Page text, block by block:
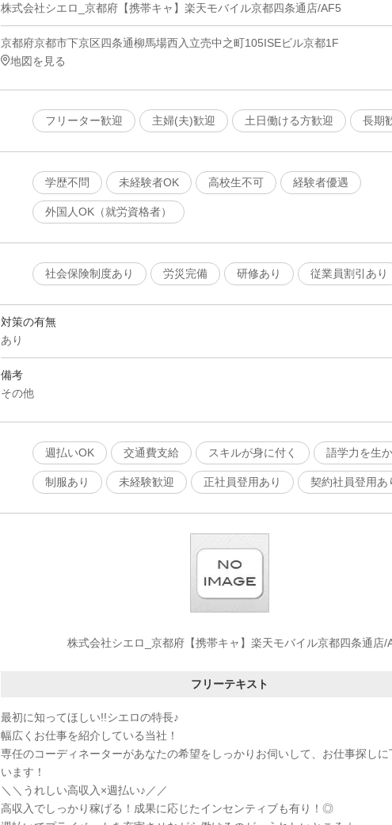
株式会社シエロ_京都府【携帯キャ】楽天モバイル京都四条通店/AF5
京都府京都市下京区四条通柳馬場西入立売中之町105ISEビル京都1F
地図を見る
フリーター歓迎
主婦(夫)歓迎 土日働ける方歓迎 長期
学歴不問
未経験者OK 高校生不可 経験者優遇
外国人OK（就労資格者）
社会保険制度あり
労災完備 研修あり 従業員割引あり
対策の有無
あり
備考
その他
週払いOK
交通費支給 スキルが身に付く 語学力を生
制服あり 未経験歓迎 正社員登用あり 契約社員登用あ
株式会社シエロ_京都府【携帯キャ】楽天モバイル京都四条通店/
フリーテキスト
最初に知ってほしい!!シエロの特長♪
幅広くお仕事を紹介している当社！
専任のコーディネーターがあなたの希望をしっかりお伺いして、お仕事探しに
います！
＼＼うれしい高収入×週払い♪／／
高収入でしっかり稼げる！成果に応じたインセンティブも有り！◎